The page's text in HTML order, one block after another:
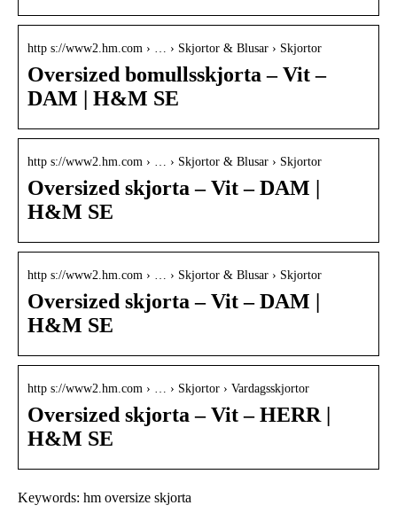
http s://www2.hm.com › … › Skjortor & Blusar › Skjortor
Oversized bomullsskjorta – Vit –
DAM | H&M SE
http s://www2.hm.com › … › Skjortor & Blusar › Skjortor
Oversized skjorta – Vit – DAM |
H&M SE
http s://www2.hm.com › … › Skjortor & Blusar › Skjortor
Oversized skjorta – Vit – DAM |
H&M SE
http s://www2.hm.com › … › Skjortor › Vardagsskjortor
Oversized skjorta – Vit – HERR |
H&M SE
Keywords: hm oversize skjorta